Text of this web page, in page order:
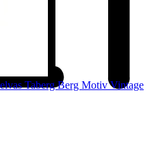
Taberg Berg Motiv Vintage